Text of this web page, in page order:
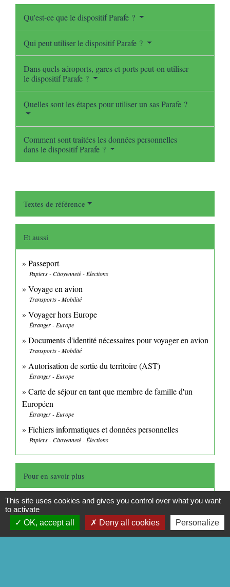
Qu'est-ce que le dispositif Parafe ?
Qui peut utiliser le dispositif Parafe ?
Dans quels aéroports, gares et ports peut-on utiliser
le dispositif Parafe ?
Quelles sont les étapes pour utiliser un sas Parafe ?
Comment sont traitées les données personnelles
dans le dispositif Parafe ?
Textes de référence
Et aussi
Passeport
Papiers - Citoyenneté - Élections
Voyage en avion
Transports - Mobilité
Voyager hors Europe
Étranger - Europe
Documents d'identité nécessaires pour voyager en avion
Transports - Mobilité
Autorisation de sortie du territoire (AST)
Étranger - Europe
Carte de séjour en tant que membre de famille d'un
Européen
Étranger - Europe
Fichiers informatiques et données personnelles
Papiers - Citoyenneté - Élections
Pour en savoir plus
Le passage rapide aux frontières extérieures (PARAFE)
open_in_new
Ministère chargé de l'intérieur
This site uses cookies and gives you control over what you want
to activate
OK, accept all
Deny all cookies Personalize